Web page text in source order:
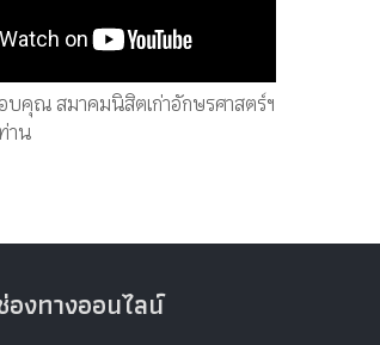
บคุณ สมาคมนิสิตเก่าอักษรศาสตร์ฯ
าน
องทางออนไลน์